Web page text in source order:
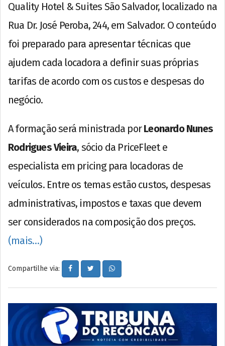
Quality Hotel & Suites São Salvador, localizado na
Rua Dr. José Peroba, 244, em Salvador. O conteúdo
foi preparado para apresentar técnicas que
ajudem cada locadora a definir suas próprias
tarifas de acordo com os custos e despesas do
negócio.
A formação será ministrada porLeonardo Nunes
Rodrigues Vieira, sócio da PriceFleet e
especialista em pricing para locadoras de
veículos. Entre os temas estão custos, despesas
administrativas, impostos e taxas que devem
ser considerados na composição dos preços.
(mais…)
Compartilhe via: